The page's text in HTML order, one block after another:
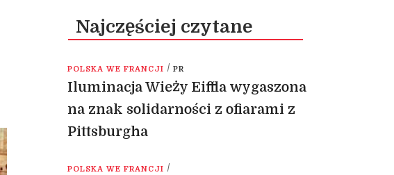
Najczęściej czytane
POLSKA WE FRANCJI / PR
Iluminacja Wieży Eiffla wygaszona
na znak solidarności z ofiarami z
Pittsburgha
POLSKA WE FRANCJI /